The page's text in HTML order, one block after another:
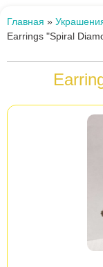
Вы
здесь
Главная »
Earrings "Spiral